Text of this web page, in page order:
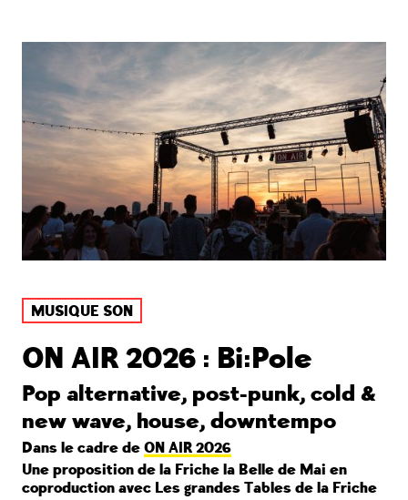
MUSIQUE SON
ON AIR 2026 : Bi:Pole
Pop alternative, post-punk, cold &
new wave, house, downtempo
Dans le cadre de ON AIR 2026
Une proposition de la Friche la Belle de Mai en
coproduction avec Les grandes Tables de la Friche